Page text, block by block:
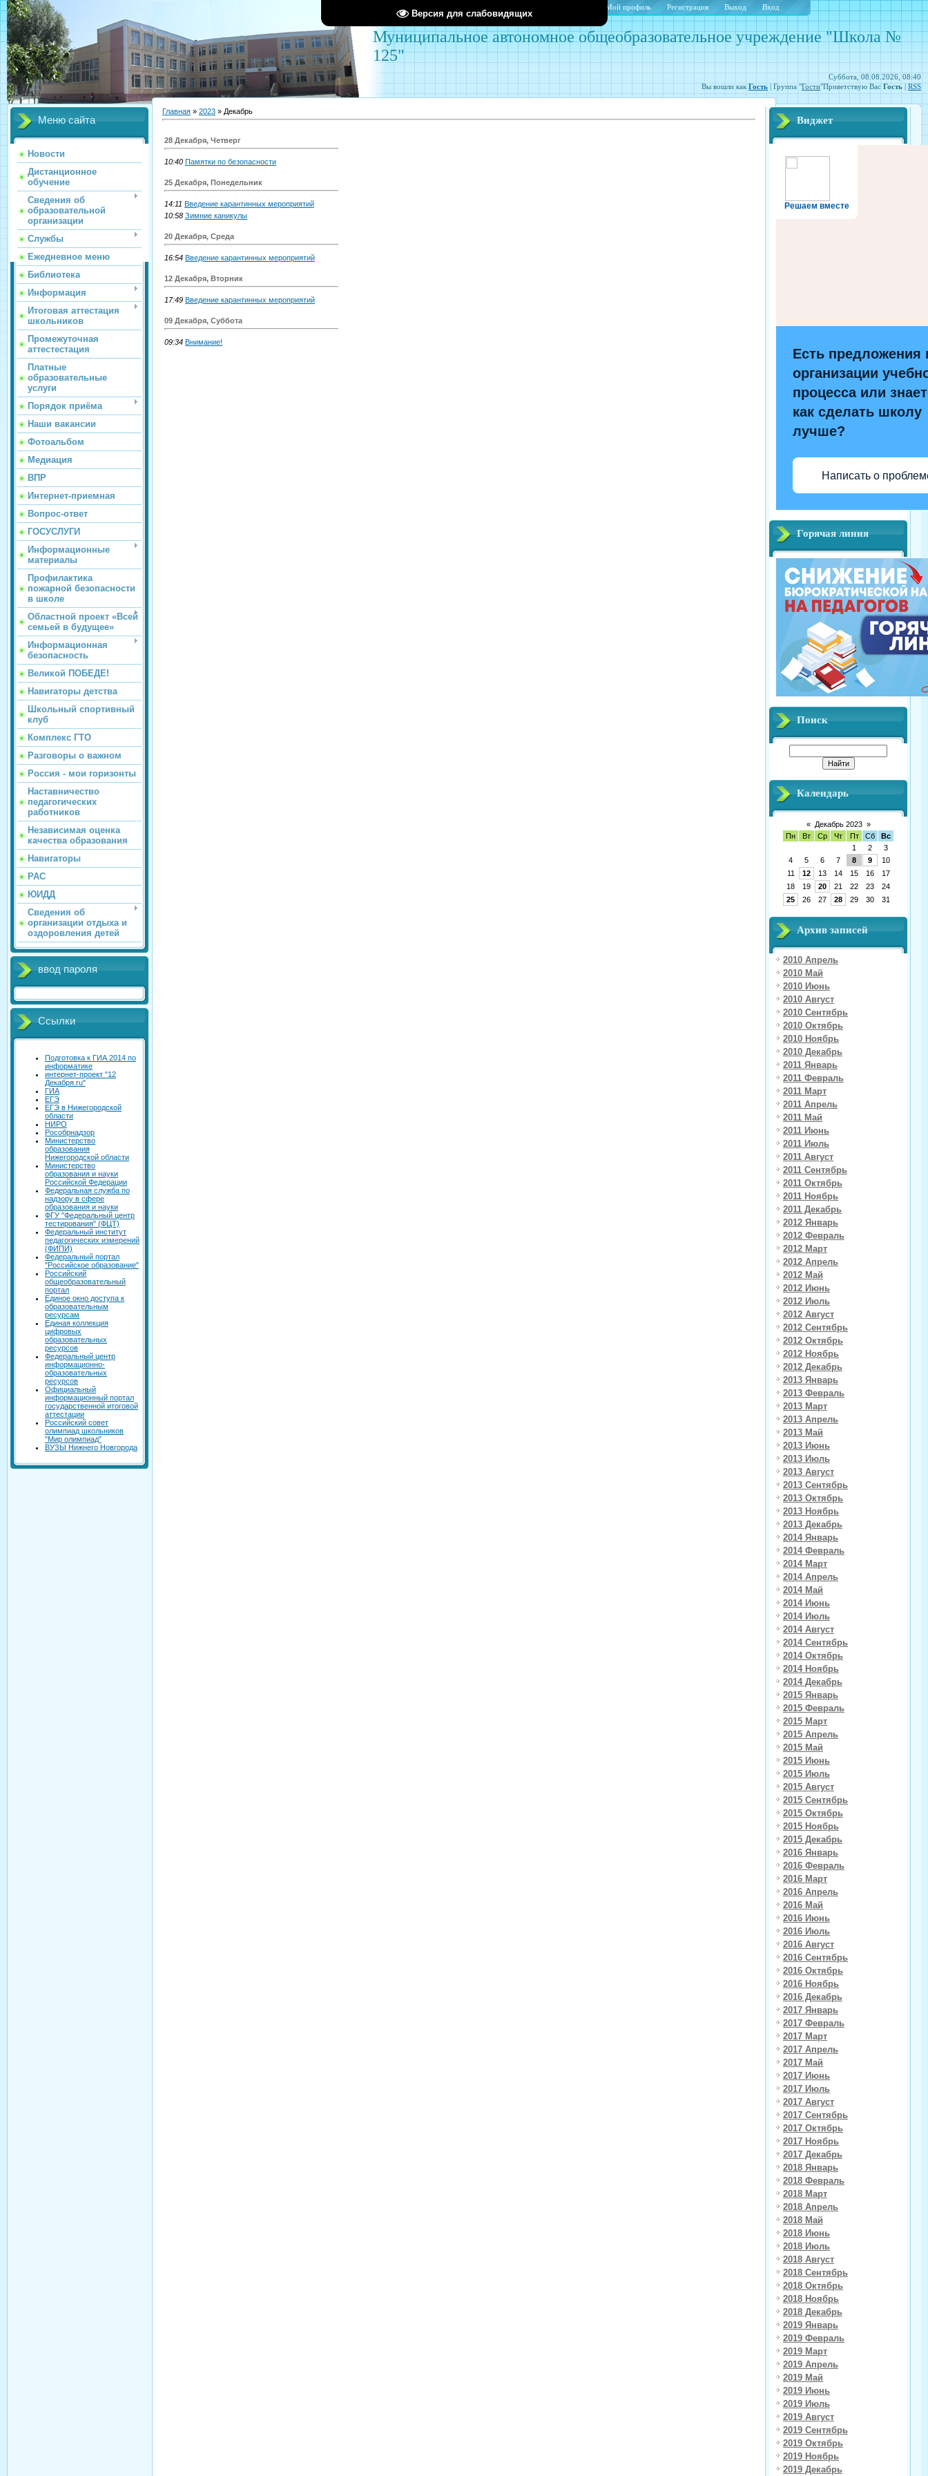
Версия для слабовидящих
Суббота, 08.08.2026, 08:40
Вы вошли как Гость | Группа "Гости"Приветствую Вас Гость RSS
Муниципальное автономное общеобразовательное учреждение "Школа №
125"
Мой профиль Регистрация Выход Вход
Меню сайта
Новости
Дистанционное
обучение
Сведения об
образовательной
организации
Службы
Ежедневное меню
Библиотека
Информация
Итоговая аттестация
школьников
Промежуточная
аттестестация
Платные
образовательные
услуги
Порядок приёма
Наши вакансии
Фотоальбом
Медиация
ВПР
Интернет-приемная
Вопрос-ответ
ГОСУСЛУГИ
Информационные
материалы
Профилактика
пожарной безопасности
в школе
Областной проект «Всей
семьей в будущее»
Информационная
безопасность
Великой ПОБЕДЕ!
Навигаторы детства
Школьный спортивный
клуб
Комплекс ГТО
Разговоры о важном
Россия - мои горизонты
Наставничество
педагогических
работников
Независимая оценка
качества образования
Навигаторы
РАС
ЮИДД
Сведения об
организации отдыха и
оздоровления детей
ввод пароля
Ссылки
Подготовка к ГИА 2014 по
информатике
интернет-проект "12
Декабря.ru"
ГИА
ЕГЭ
ЕГЭ в Нижегородской
области
НИРО
Рособрнадзор
Министерство
образования
Нижегородской области
Министерство
образования и науки
Российской Федерации
Федеральная служба по
надзору в сфере
образования и науки
ФГУ "Федеральный центр
тестирования" (ФЦТ)
Федеральный институт
педагогических измерений
(ФИПИ)
Федеральный портал
"Российское образование"
Российский
общеобразовательный
портал
Единое окно доступа к
образовательным
ресурсам
Единая коллекция
цифровых
образовательных
ресурсов
Федеральный центр
информационно-
образовательных
ресурсов
Официальный
информационный портал
государственной итоговой
аттестации
Российский совет
олимпиад школьников
"Мир олимпиад"
ВУЗЫ Нижнего Новгорода
Главная » 2023 » Декабрь
28 Декабря, Четверг
10:40 Памятки по безопасности
25 Декабря, Понедельник
14:11 Введение карантинных мероприятий
10:58 Зимние каникулы
20 Декабря, Среда
16:54 Введение карантинных мероприятий
12 Декабря, Вторник
17:49 Введение карантинных мероприятий
09 Декабря, Суббота
09:34 Внимание!
Виджет
Решаем вместе
Есть предложения
организации
процесса или
как сделать школу
лучше?
Написать о
Горячая линия
Поиск
Календарь
« Декабрь 2023 »
Пн
Вт Ср Чт Пт Сб
Вс
1
2
3
4
5 6 7 8 9
10
11
12 13 14 15 16
17
18
19 20 21 22 23
24
25
26 27 28 29 30 31
Архив записей
2010 Апрель
2010 Май
2010 Июнь
2010 Август
2010 Сентябрь
2010 Октябрь
2010 Ноябрь
2010 Декабрь
2011 Январь
2011 Февраль
2011 Март
2011 Апрель
2011 Май
2011 Июнь
2011 Июль
2011 Август
2011 Сентябрь
2011 Октябрь
2011 Ноябрь
2011 Декабрь
2012 Январь
2012 Февраль
2012 Март
2012 Апрель
2012 Май
2012 Июнь
2012 Июль
2012 Август
2012 Сентябрь
2012 Октябрь
2012 Ноябрь
2012 Декабрь
2013 Январь
2013 Февраль
2013 Март
2013 Апрель
2013 Май
2013 Июнь
2013 Июль
2013 Август
2013 Сентябрь
2013 Октябрь
2013 Ноябрь
2013 Декабрь
2014 Январь
2014 Февраль
2014 Март
2014 Апрель
2014 Май
2014 Июнь
2014 Июль
2014 Август
2014 Сентябрь
2014 Октябрь
2014 Ноябрь
2014 Декабрь
2015 Январь
2015 Февраль
2015 Март
2015 Апрель
2015 Май
2015 Июнь
2015 Июль
2015 Август
2015 Сентябрь
2015 Октябрь
2015 Ноябрь
2015 Декабрь
2016 Январь
2016 Февраль
2016 Март
2016 Апрель
2016 Май
2016 Июнь
2016 Июль
2016 Август
2016 Сентябрь
2016 Октябрь
2016 Ноябрь
2016 Декабрь
2017 Январь
2017 Февраль
2017 Март
2017 Апрель
2017 Май
2017 Июнь
2017 Июль
2017 Август
2017 Сентябрь
2017 Октябрь
2017 Ноябрь
2017 Декабрь
2018 Январь
2018 Февраль
2018 Март
2018 Апрель
2018 Май
2018 Июнь
2018 Июль
2018 Август
2018 Сентябрь
2018 Октябрь
2018 Ноябрь
2018 Декабрь
2019 Январь
2019 Февраль
2019 Март
2019 Апрель
2019 Май
2019 Июнь
2019 Июль
2019 Август
2019 Сентябрь
2019 Октябрь
2019 Ноябрь
2019 Декабрь